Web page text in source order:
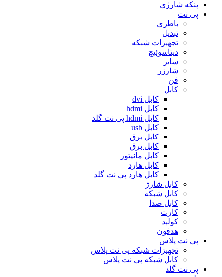
پنکه شارژی
پی نت
باطری
تبدیل
تجهیزات شبکه
دیتاسوئیچ
سایر
شارژر
فن
کابل
کابل dvi
کابل hdmi
کابل hdmi پی نت گلد
کابل usb
کابل برق
کابل برق
کابل مانیتور
کابل هارد
کابل هارد پی نت گلد
کابل شارژ
کابل شبکه
کابل صدا
کارت
کولپد
هدفون
پی نت پلاس
تجهیزات شبکه پی نت پلاس
کابل شبکه پی نت پلاس
پی نت گلد